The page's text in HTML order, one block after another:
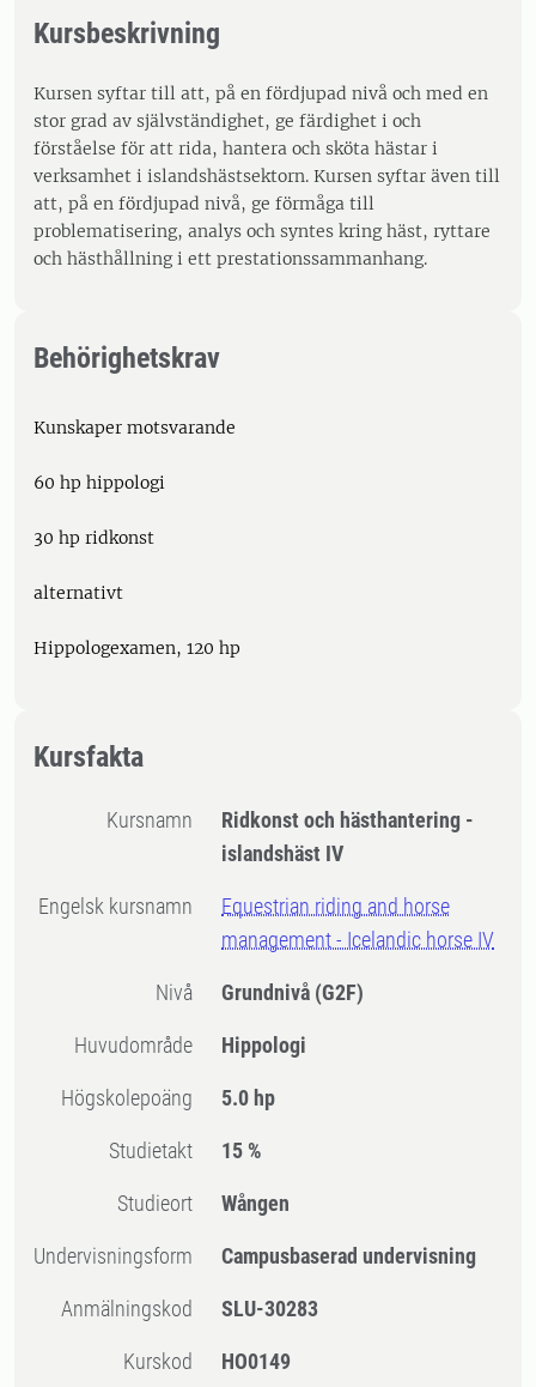
Kursbeskrivning
Kursen syftar till att, på en fördjupad nivå och med en
stor grad av självständighet, ge färdighet i och
förståelse för att rida, hantera och sköta hästar i
verksamhet i islandshästsektorn. Kursen syftar även till
att, på en fördjupad nivå, ge förmåga till
problematisering, analys och syntes kring häst, ryttare
och hästhållning i ett prestationssammanhang.
Behörighetskrav
Kunskaper motsvarande
60 hp hippologi
30 hp ridkonst
alternativt
Hippologexamen, 120 hp
Kursfakta
Kursnamn
Ridkonst och hästhantering -
islandshäst IV
Engelsk kursnamn
Equestrian riding and horse
management - Icelandic horse IV
Nivå Grundnivå (G2F)
Huvudområde Hippologi
högskolepoäng 5.0 hp
Studietakt 15 %
Studieort Wången
Undervisningsform Campusbaserad undervisning
Anmälningskod SLU-30283
Kurskod HO0149